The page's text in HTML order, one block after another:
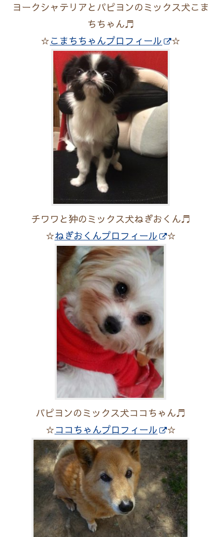
ヨークシャテリアとパピヨンのミックス犬こま
ちちゃん♬
☆こまちちゃんプロフィール ☆
チワワと狆のミックス犬ねぎおくん♬
☆ねぎおくんプロフィール ☆
パピヨンのミックス犬ココちゃん♬
☆ココちゃんプロフィール ☆